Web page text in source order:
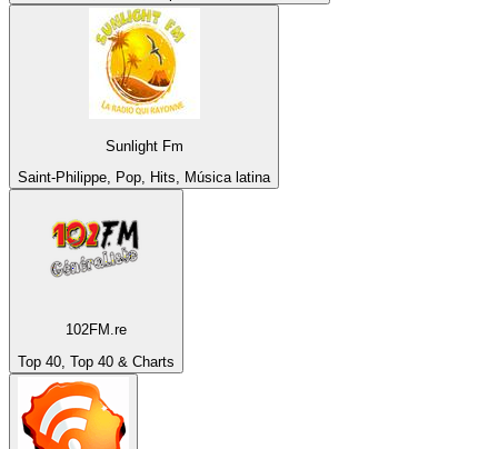
Sunlight Fm
Saint-Philippe, Pop, Hits, Música latina
102FM.re
Top 40, Top 40 & Charts